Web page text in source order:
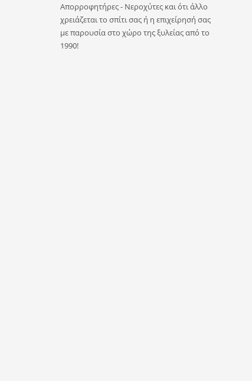
Απορροφητήρες - Νεροχύτες και ότι άλλο
χρειάζεται το σπίτι σας ή η επιχείρησή σας
με παρουσία στο χώρο της ξυλείας από το
1990!